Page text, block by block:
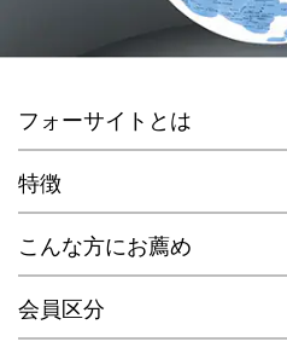
フォーサイトとは
特徴
こんな方にお薦め
会員区分